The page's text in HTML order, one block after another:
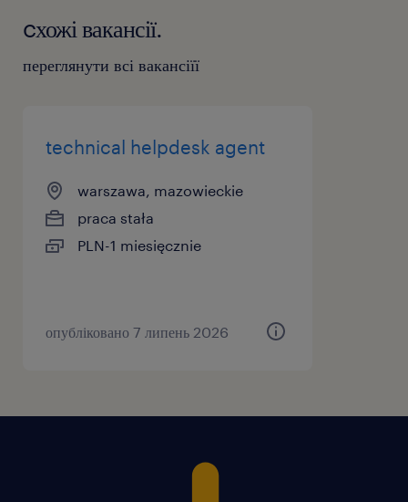
cхожі вакансії.
переглянути всі вакансіїї
technical helpdesk agent
warszawa, mazowieckie
praca stała
PLN-1 miesięcznie
опубліковано 7 липень 2026